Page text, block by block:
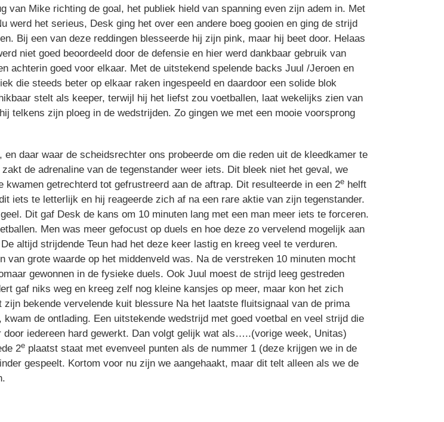
van Mike richting de goal, het publiek hield van spanning even zijn adem in. Met
werd het serieus, Desk ging het over een andere boeg gooien en ging de strijd
Bij een van deze reddingen blesseerde hij zijn pink, maar hij beet door. Helaas
niet goed beoordeeld door de defensie en hier werd dankbaar gebruik van
achterin goed voor elkaar. Met de uitstekend spelende backs Juul /Jeroen en
die steeds beter op elkaar raken ingespeeld en daardoor een solide blok
stelt als keeper, terwijl hij het liefst zou voetballen, laat wekelijks zien van
telkens zijn ploeg in de wedstrijden. Zo gingen we met een mooie voorsprong
daar waar de scheidsrechter ons probeerde om die reden uit de kleedkamer te
de adrenaline van de tegenstander weer iets. Dit bleek niet het geval, we
getrechterd tot gefrustreerd aan de aftrap. Dit resulteerde in een 2e helft
iets te letterlijk en hij reageerde zich af na een rare aktie van zijn tegenstander.
Dit gaf Desk de kans om 10 minuten lang met een man meer iets te forceren.
Men was meer gefocust op duels en hoe deze zo vervelend mogelijk aan
altijd strijdende Teun had het deze keer lastig en kreeg veel te verduren.
grote waarde op het middenveld was. Na de verstreken 10 minuten mocht
gewonnen in de fysieke duels. Ook Juul moest de strijd leeg gestreden
gaf niks weg en kreeg zelf nog kleine kansjes op meer, maar kon het zich
bekende vervelende kuit blessure Na het laatste fluitsignaal van de prima
de ontlading. Een uitstekende wedstrijd met goed voetbal en veel strijd die
door iedereen hard gewerkt. Dan volgt gelijk wat als…..(vorige week, Unitas)
2e plaatst staat met evenveel punten als de nummer 1 (deze krijgen we in de
gespeelt. Kortom voor nu zijn we aangehaakt, maar dit telt alleen als we de